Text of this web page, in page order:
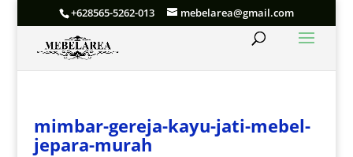
+628565-5262-013 mebelarea@gmail.com
mimbar-gereja-kayu-jati-mebel-
jepara-murah